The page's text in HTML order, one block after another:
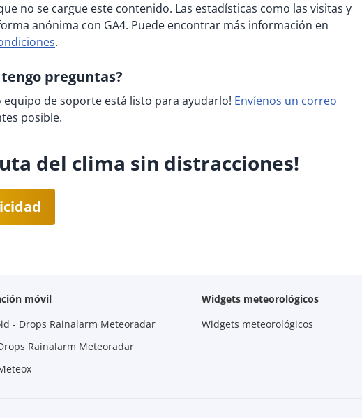
no se cargue este contenido. Las estadísticas como las visitas y
anónima con GA4. Puede encontrar más información en
.
preguntas?
equipo de soporte está listo para ayudarlo! Envíenos un correo
posible.
del clima sin distracciones!
móvil
- Drops Rainalarm Meteoradar
Rainalarm Meteoradar
Widgets meteorológicos
Widgets meteorológicos